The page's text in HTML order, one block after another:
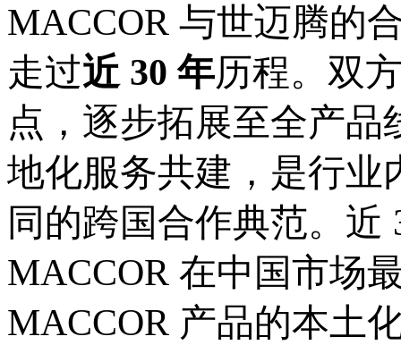
MACCOR 与世迈腾的
走过近30 年历程。双
点，逐步拓展至全产
地化服务共建，是行业
同的跨国合作典范。近
MACCOR 在中国市场
MACCOR 产品的本土